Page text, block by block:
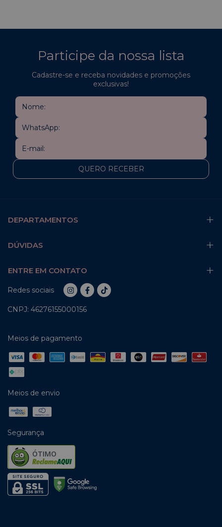
Participe da nossa lista
Cadastre-se e receba novidades e promoções
exclusivas!
DEPARTAMENTOS
DÚVIDAS
ENTRE EM CONTATO
Redes sociais
CNPJ: 46276155000156
Meios de pagamento
Meios de envio
Segurança
ÓTIMO